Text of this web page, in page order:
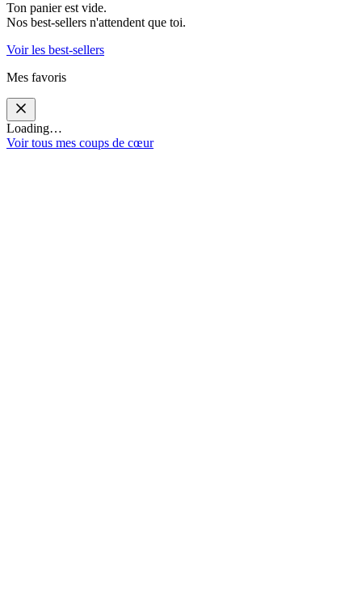
Ton panier est vide.
Nos best-sellers n'attendent que toi.
Voir les best-sellers
Mes favoris
Loading…
Voir tous mes coups de cœur